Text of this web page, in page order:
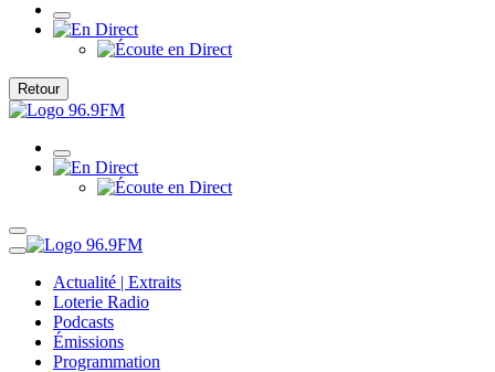
Retour
Actualité | Extraits
Loterie Radio
Podcasts
Émissions
Programmation